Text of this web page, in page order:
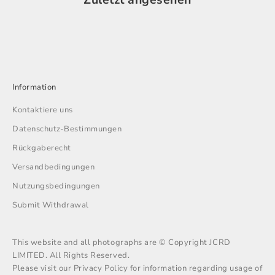
Information
Kontaktiere uns
Datenschutz-Bestimmungen
Rückgaberecht
Versandbedingungen
Nutzungsbedingungen
Submit Withdrawal
This website and all photographs are © Copyright JCRD
LIMITED. All Rights Reserved.
Please visit our Privacy Policy for information regarding usage of